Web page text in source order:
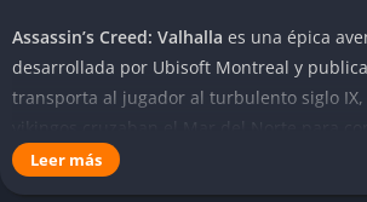
Assassin’s Creed: Valhalla es una épica
desarrollada por Ubisoft Montreal y
transporta al jugador al turbulento siglo IX,
en las tierras anglosajonas. En esta entrega
Leer más